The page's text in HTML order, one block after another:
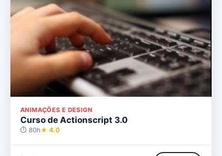
ANIMAÇÕES E DESIGN
Curso de Actionscript 3.0
⏱ 80h★ 4.0